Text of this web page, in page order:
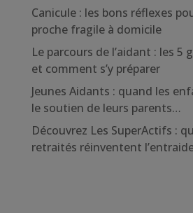
Canicule : les bons réflexes
proche fragile à domicile
Le parcours de l’aidant : les 5
et comment s’y préparer
Jeunes Aidants : quand les
le soutien de leurs parents…
Découvrez Les SuperActifs :
retraités réinventent